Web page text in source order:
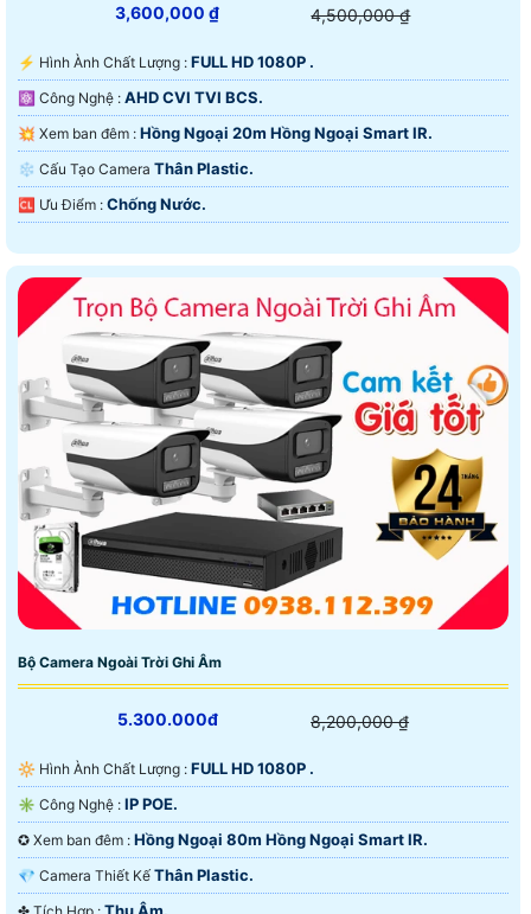
3,600,000 ₫ 4,500,000 ₫
️⚡ Hình Ành Chất Lượng : FULL HD 1080P .
⚛️ Công Nghệ : AHD CVI TVI BCS.
💥 Xem ban đêm : Hồng Ngoại 20m Hồng Ngoại Smart IR.
❄ Cấu Tạo Camera Thân Plastic.
️🆑 Ưu Điểm : Chống Nước.
Bộ Camera Ngoài Trời Ghi Âm
5.300.000đ 8,200,000 ₫
🔆 Hình Ành Chất Lượng : FULL HD 1080P .
✳️ Công Nghệ : IP POE.
✪ Xem ban đêm : Hồng Ngoại 80m Hồng Ngoại Smart IR.
💎 Camera Thiết Kế Thân Plastic.